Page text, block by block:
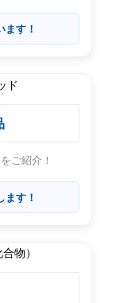
す！
ご紹介！
す！